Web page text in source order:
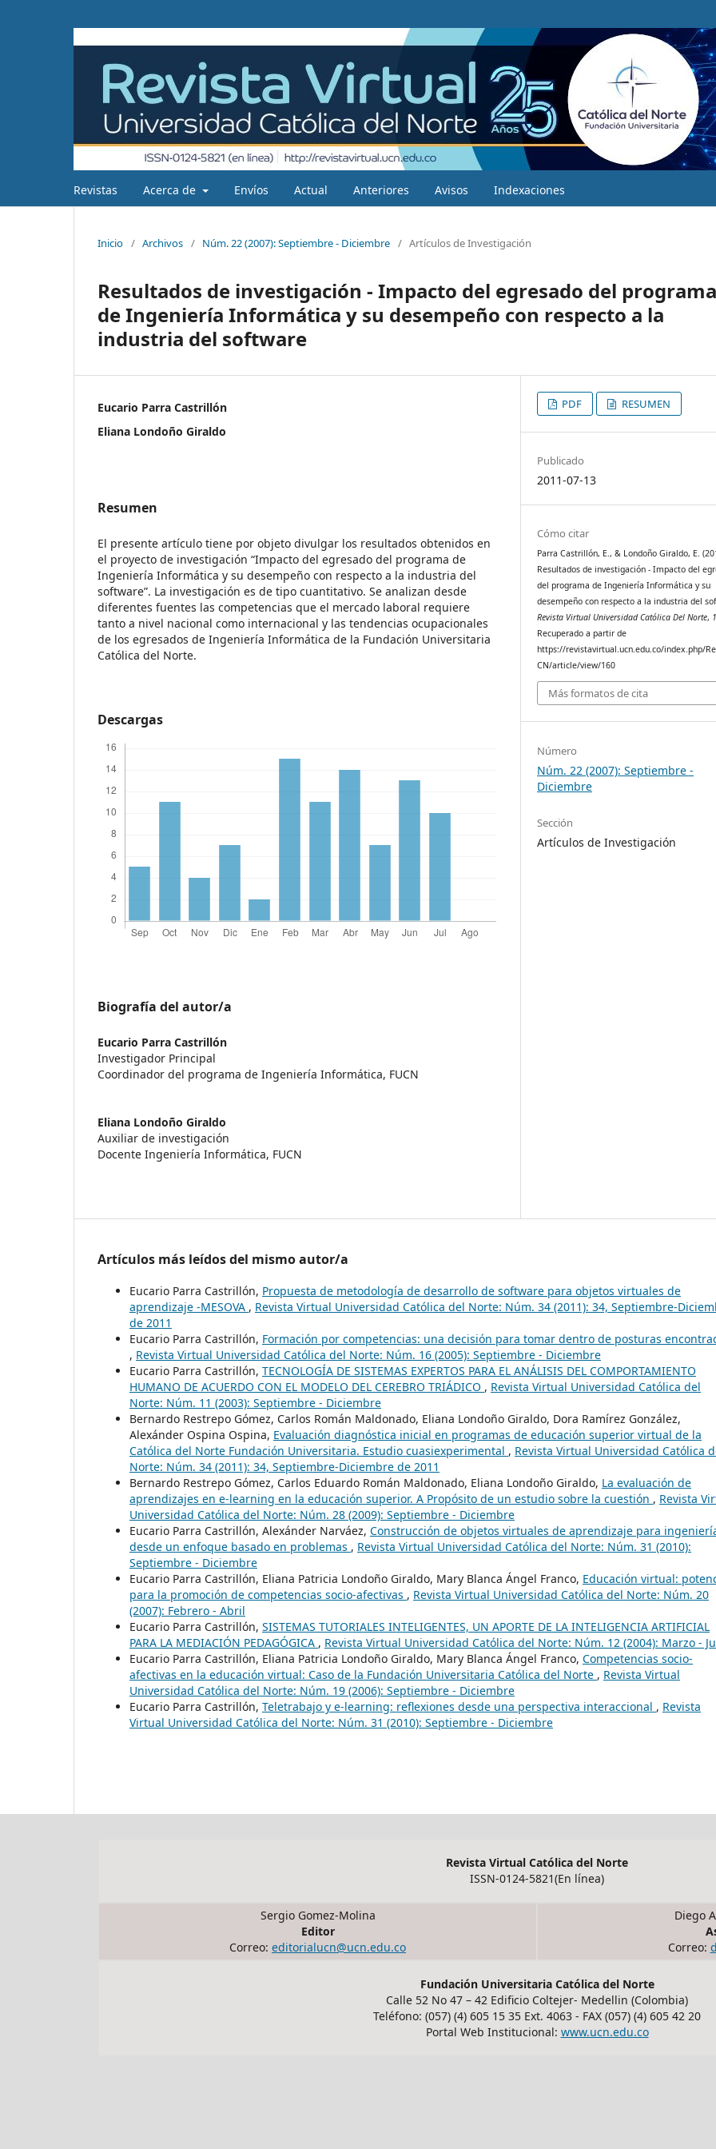
Revistas Acerca de Envíos Actual Anteriores Avisos Indexaciones
Inicio / Archivos / Núm. 22 (2007): Septiembre - Diciembre / Artículos de Investigación
Resultados de investigación - Impacto del egresado del programa
de Ingeniería Informática y su desempeño con respecto a la
industria del software
Eucario Parra Castrillón
Eliana Londoño Giraldo
Resumen
El presente artículo tiene por objeto divulgar los resultados obtenidos en
el proyecto de investigación “Impacto del egresado del programa de
Ingeniería Informática y su desempeño con respecto a la industria del
software”. La investigación es de tipo cuantitativo. Se analizan desde
diferentes fuentes las competencias que el mercado laboral requiere
tanto a nivel nacional como internacional y las tendencias ocupacionales
de los egresados de Ingeniería Informática de la Fundación Universitaria
Católica del Norte.
Descargas
Biografía del autor/a
Eucario Parra Castrillón
Investigador Principal
Coordinador del programa de Ingeniería Informática, FUCN
Eliana Londoño Giraldo
Auxiliar de investigación
Docente Ingeniería Informática, FUCN
PDF RESUMEN
Publicado
2011-07-13
Cómo citar
Parra Castrillón, E., & Londoño Giraldo, E.
Resultados de investigación - Impacto del
del programa de Ingeniería Informática y su
desempeño con respecto a la industria del
Revista Virtual Universidad Católica Del Norte,
Recuperado a partir de
https://revistavirtual.ucn.edu.co/index.php/
CN/article/view/160
Más formatos de cita
Número
Núm. 22 (2007): Septiembre -
Diciembre
Sección
Artículos de Investigación
Artículos más leídos del mismo autor/a
Eucario Parra Castrillón, Propuesta de metodología de desarrollo de software para objetos virtuales de
aprendizaje -MESOVA , Revista Virtual Universidad Católica del Norte: Núm. 34 (2011): 34, Septiembre-
de 2011
Eucario Parra Castrillón, Formación por competencias: una decisión para tomar dentro de posturas
, Revista Virtual Universidad Católica del Norte: Núm. 16 (2005): Septiembre - Diciembre
Eucario Parra Castrillón, TECNOLOGÍA DE SISTEMAS EXPERTOS PARA EL ANÁLISIS DEL COMPORTAMIENTO
HUMANO DE ACUERDO CON EL MODELO DEL CEREBRO TRIÁDICO , Revista Virtual Universidad Católica del
Norte: Núm. 11 (2003): Septiembre - Diciembre
Bernardo Restrepo Gómez, Carlos Román Maldonado, Eliana Londoño Giraldo, Dora Ramírez González,
Alexánder Ospina Ospina, Evaluación diagnóstica inicial en programas de educación superior virtual de la
Católica del Norte Fundación Universitaria. Estudio cuasiexperimental , Revista Virtual Universidad Católica
Norte: Núm. 34 (2011): 34, Septiembre-Diciembre de 2011
Bernardo Restrepo Gómez, Carlos Eduardo Román Maldonado, Eliana Londoño Giraldo, La evaluación de
aprendizajes en e-learning en la educación superior. A Propósito de un estudio sobre la cuestión , Revista
Universidad Católica del Norte: Núm. 28 (2009): Septiembre - Diciembre
Eucario Parra Castrillón, Alexánder Narváez, Construcción de objetos virtuales de aprendizaje para
desde un enfoque basado en problemas , Revista Virtual Universidad Católica del Norte: Núm. 31 (2010):
Septiembre - Diciembre
Eucario Parra Castrillón, Eliana Patricia Londoño Giraldo, Mary Blanca Ángel Franco, Educación virtual:
para la promoción de competencias socio-afectivas , Revista Virtual Universidad Católica del Norte: Núm. 20
(2007): Febrero - Abril
Eucario Parra Castrillón, SISTEMAS TUTORIALES INTELIGENTES, UN APORTE DE LA INTELIGENCIA ARTIFICIAL
PARA LA MEDIACIÓN PEDAGÓGICA , Revista Virtual Universidad Católica del Norte: Núm. 12 (2004): Marzo -
Eucario Parra Castrillón, Eliana Patricia Londoño Giraldo, Mary Blanca Ángel Franco, Competencias socio-
afectivas en la educación virtual: Caso de la Fundación Universitaria Católica del Norte , Revista Virtual
Universidad Católica del Norte: Núm. 19 (2006): Septiembre - Diciembre
Eucario Parra Castrillón, Teletrabajo y e-learning: reflexiones desde una perspectiva interaccional , Revista
Virtual Universidad Católica del Norte: Núm. 31 (2010): Septiembre - Diciembre
Revista Virtual Católica del Norte
ISSN-0124-5821(En línea)
Sergio Gomez-Molina
Editor
Correo: editorialucn@ucn.edu.co
Diego
Correo:
Fundación Universitaria Católica del Norte
Calle 52 No 47 – 42 Edificio Coltejer- Medellin (Colombia)
Teléfono: (057) (4) 605 15 35 Ext. 4063 - FAX (057) (4) 605 42 20
Portal Web Institucional: www.ucn.edu.co